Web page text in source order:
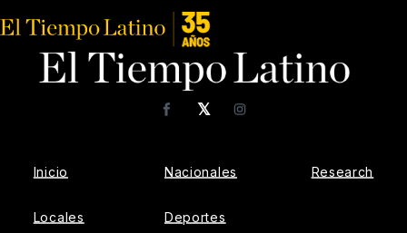
𝕏
FacebookInstagram
Inicio
Locales
Nacionales
Deportes
Research